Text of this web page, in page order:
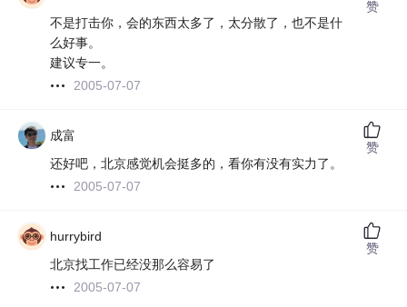
不是打击你，会的东西太多了，太分散了，也不是什
么好事。
建议专一。
2005-07-07
赞
成富
还好吧，北京感觉机会挺多的，看你有没有实力了。
2005-07-07
赞
hurrybird
北京找工作已经没那么容易了
2005-07-07
赞